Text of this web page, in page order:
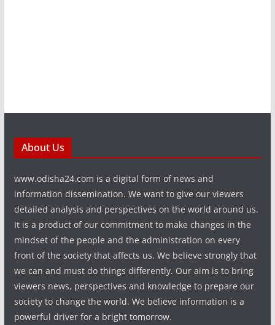
About Us
www.odisha24.com is a digital form of news and
information dissemination. We want to give our viewers
detailed analysis and perspectives on the world around us.
It is a product of our commitment to make changes in the
mindset of the people and the administration on every
front of the society that affects us. We believe strongly that
we can and must do things differently. Our aim is to bring
viewers news, perspectives and knowledge to prepare our
society to change the world. We believe information is a
powerful driver for a bright tomorrow.